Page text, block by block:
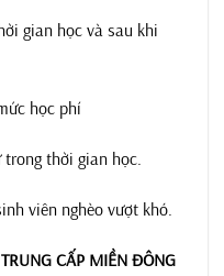
gian học và sau khi
học phí
thời gian học.
viên nghèo vượt khó.
CẤP MIỀN ĐÔNG